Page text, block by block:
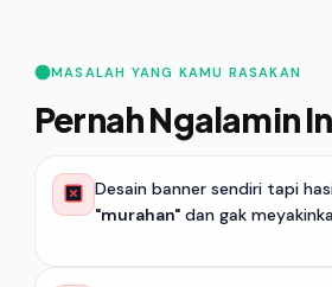
MASALAH YANG KAMU RASAKAN
Pernah Ngalamin
Desain banner sendiri tapi
"murahan" dan gak